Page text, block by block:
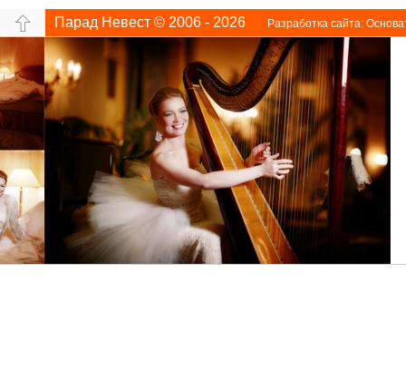
Парад Невест © 2006 - 2026 Разработка сайта: